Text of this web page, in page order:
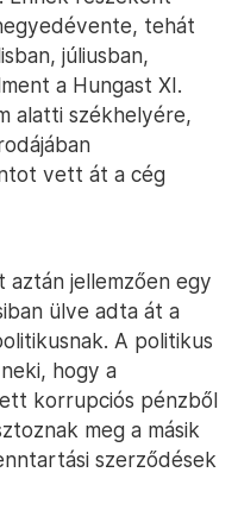
tehát
júliusban,
a Hungast XI.
alatti székhelyére,
vett át a cég
aztán jellemzően egy
ülve adta át a
A politikus
hogy a
korrupciós pénzből
meg a másik
szerződések